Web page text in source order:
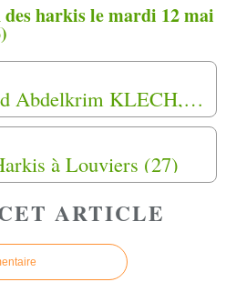
des harkis le mardi 12 mai
Le livre du week-end Abdelkrim KLECH, le combat d'une vie pour les harkis
à Louviers (27)
ARTICLE